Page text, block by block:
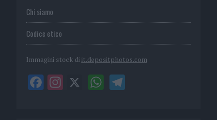
Chi siamo
Codice etico
Immagini stock di it.depositphotos.com